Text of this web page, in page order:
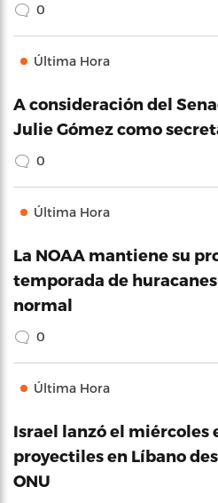
0
Última Hora
A consideración del
Julie Gómez como
0
Última Hora
La NOAA mantiene su
temporada de
normal
0
Última Hora
Israel lanzó el miércoles
proyectiles en Líbano
ONU